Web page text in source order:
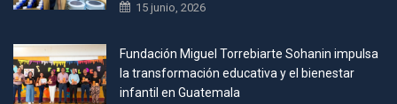
15 junio, 2026
Fundación Miguel Torrebiarte Sohanin impulsa
la transformación educativa y el bienestar
infantil en Guatemala